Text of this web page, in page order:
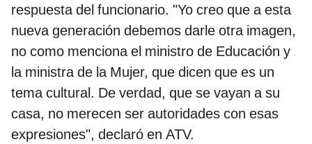
respuesta del funcionario. "Yo creo que a esta
nueva generación debemos darle otra imagen,
no como menciona el ministro de Educación y
la ministra de la Mujer, que dicen que es un
tema cultural. De verdad, que se vayan a su
casa, no merecen ser autoridades con esas
expresiones", declaró en ATV.